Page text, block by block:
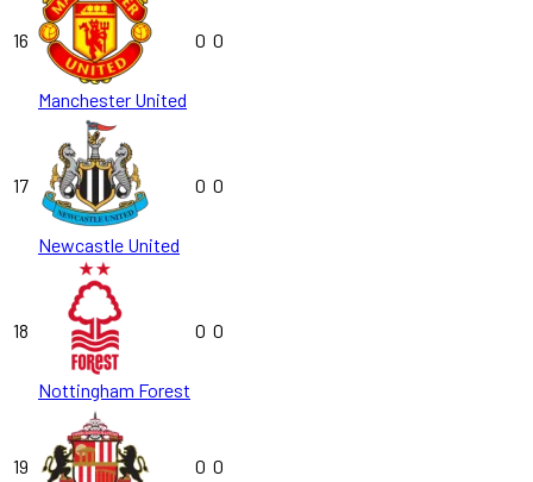
16
Manchester United
0 0
17
Newcastle United
0 0
18
Nottingham Forest
0 0
19 0 0